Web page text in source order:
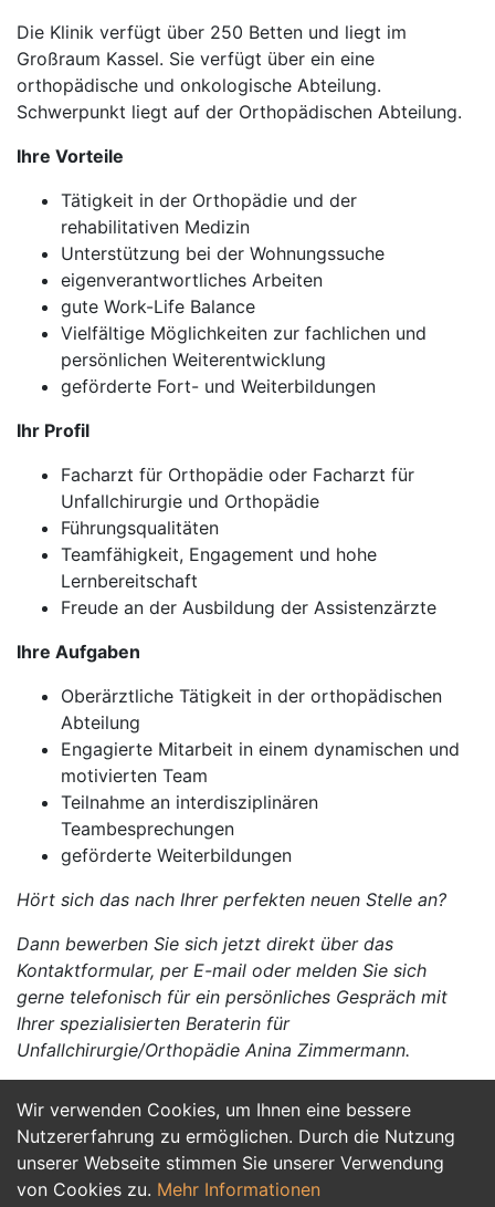
Wir verwenden Cookies, um Ihnen eine bessere
Nutzererfahrung zu ermöglichen. Durch die Nutzung
unserer Webseite stimmen Sie unserer Verwendung
von Cookies zu. Mehr Informationen
Die Klinik verfügt über 250 Betten und liegt im
Großraum Kassel. Sie verfügt über ein eine
orthopädische und onkologische Abteilung.
Schwerpunkt liegt auf der Orthopädischen Abteilung.
Ihre Vorteile
Tätigkeit in der Orthopädie und der
rehabilitativen Medizin
Unterstützung bei der Wohnungssuche
eigenverantwortliches Arbeiten
gute Work-Life Balance
Vielfältige Möglichkeiten zur fachlichen und
persönlichen Weiterentwicklung
geförderte Fort- und Weiterbildungen
Ihr Profil
Facharzt für Orthopädie oder Facharzt für
Unfallchirurgie und Orthopädie
Führungsqualitäten
Teamfähigkeit, Engagement und hohe
Lernbereitschaft
Freude an der Ausbildung der Assistenzärzte
Ihre Aufgaben
Oberärztliche Tätigkeit in der orthopädischen
Abteilung
Engagierte Mitarbeit in einem dynamischen und
motivierten Team
Teilnahme an interdisziplinären
Teambesprechungen
geförderte Weiterbildungen
Hört sich das nach Ihrer perfekten neuen Stelle an?
Dann bewerben Sie sich jetzt direkt über das
Kontaktformular, per E-mail oder melden Sie sich
gerne telefonisch für ein persönliches Gespräch mit
Ihrer spezialisierten Beraterin für
Unfallchirurgie/Orthopädie Anina Zimmermann.
Jetzt Bewerben